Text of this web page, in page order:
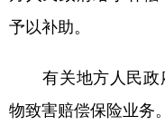
予以补助。
有关地方人民政
物致害赔偿保险业务。